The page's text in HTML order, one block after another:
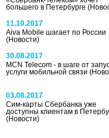
большего в Петербурге
11.10.2017
Aiva Mobile шагает по России
(Новости)
30.08.2017
MCN Telecom - в шаге от
услуги мобильной связи
03.08.2017
Сим-карты Сбербанка уже
доступны клиентам в
(Новости)